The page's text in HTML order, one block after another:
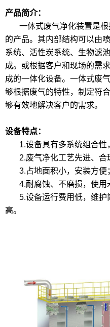
产品简介：
一体式废气净化装置是
的产品。其内部结构可以由
系统、活性炭系统、生物滤
成。或根据客户和现场的需
成的一体化设备。一体式废
够根据废气的特性，制定符
够有效地解决客户的需求。
设备特点：
1.设备具有多系统组合性
2.废气净化工艺先进、合
3.占地面积小，安装方便
4.耐腐蚀、不磨损，使用
5.设备运行费用低，维护
高。